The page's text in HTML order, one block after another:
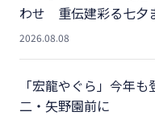
わせ 重伝建彩る七夕
2026.08.08
「宏龍やぐら」今年
二・矢野園前に